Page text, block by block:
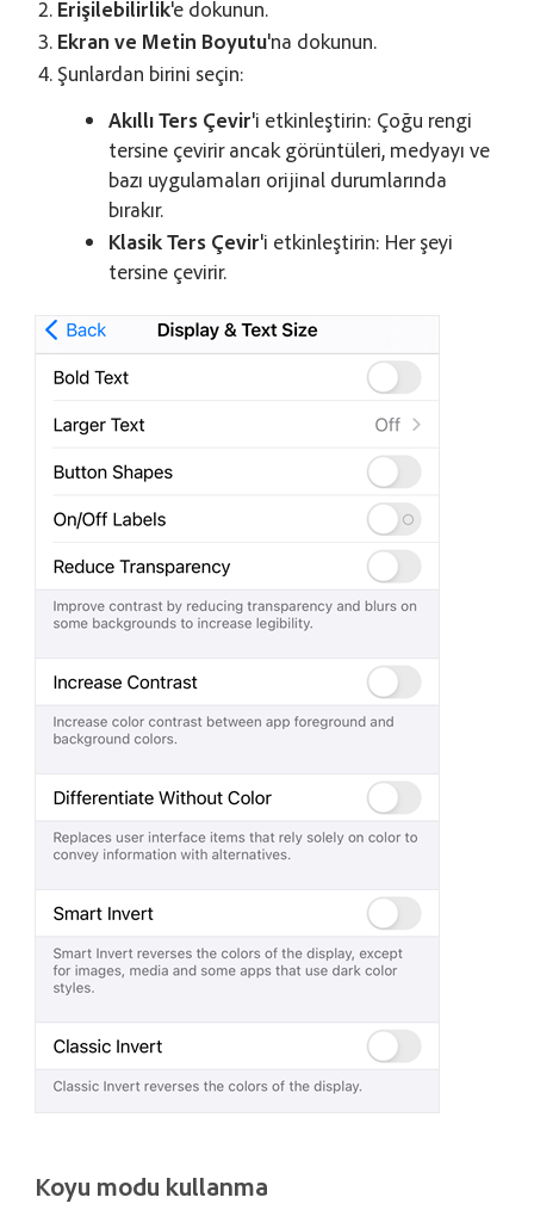
Erişilebilirlik'e dokunun.
Ekran ve Metin Boyutu'na dokunun.
Şunlardan birini seçin:
Akıllı Ters Çevir'i etkinleştirin: Çoğu rengi
tersine çevirir ancak görüntüleri, medyayı ve
bazı uygulamaları orijinal durumlarında
bırakır.
Klasik Ters Çevir'i etkinleştirin: Her şeyi
tersine çevirir.
Koyu modu kullanma